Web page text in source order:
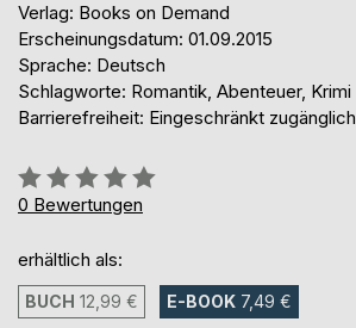
Verlag: Books on Demand
Erscheinungsdatum: 01.09.2015
Sprache: Deutsch
Schlagworte: Romantik, Abenteuer, Krimi
Barrierefreiheit: Eingeschränkt zugänglich
Bewertung::
0%
0 Bewertungen
erhältlich als:
BUCH 12,99 € E-BOOK 7,49 €